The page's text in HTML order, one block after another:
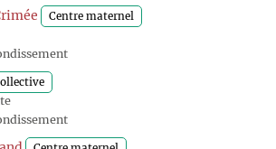
Centre maternel